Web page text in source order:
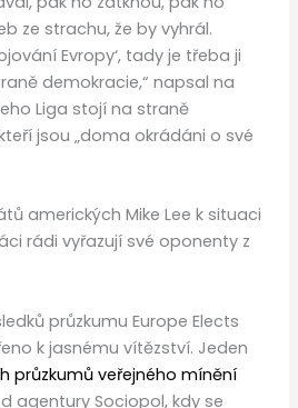
ze strachu, že by vyhrál.
Evropy‘, tady je třeba ji
demokracie,“ napsal na
Liga stojí na straně
jsou „doma okrádáni o své
amerických Mike Lee k situaci
rádi vyřazují své oponenty z
průzkumu Europe Elects
k jasnému vítězství. Jeden
průzkumů veřejného mínění
agentury Sociopol, kdy se